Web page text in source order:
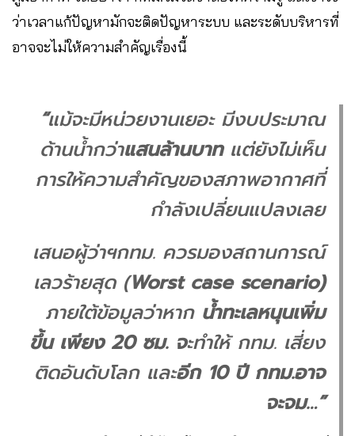
ว่าเวลาแก้ปัญหามักจะติดปัญหาระบบ และระดับบริหารที่
อาจจะไม่ให้ความสำคัญเรื่องนี้
“แม้จะมีหน่วยงานเยอะ มีงบประมาณ
ด้านน้ำกว่าแสนล้านบาท แต่ยังไม่เห็น
การให้ความสำคัญของสภาพอากาศที่
กำลังเปลี่ยนแปลงเลย
เสนอผู้ว่าฯกทม. ควรมองสถานการณ์
เลวร้ายสุด (Worst case scenario)
ภายใต้ข้อมูลว่าหาก น้ำทะเลหนุนเพิ่ม
ขึ้น เพียง 20 ซม. จะทำให้ กทม. เสี่ยง
ติดอันดับโลก และอีก 10 ปี กทม.อาจ
จะจม…”